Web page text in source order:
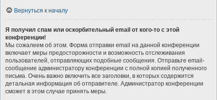
Вернуться к началу
Я получил спам или оскорбительный email от кого-то с этой
конференции!
Мы сожалеем об этом. Форма отправки email на данной конференции
включает меры предосторожности и возможность отслеживания
пользователей, отправляющих подобные сообщения. Отправьте email-
сообщение администратору конференции с полной копией полученного
письма. Очень важно включить все заголовки, в которых содержится
детальная информация об отправителе. Администратор конференции
сможет в этом случае принять меры.